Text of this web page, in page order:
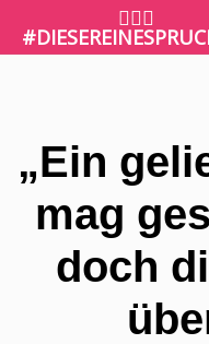
🤷🏼‍♀️
„Ein
mag
doch